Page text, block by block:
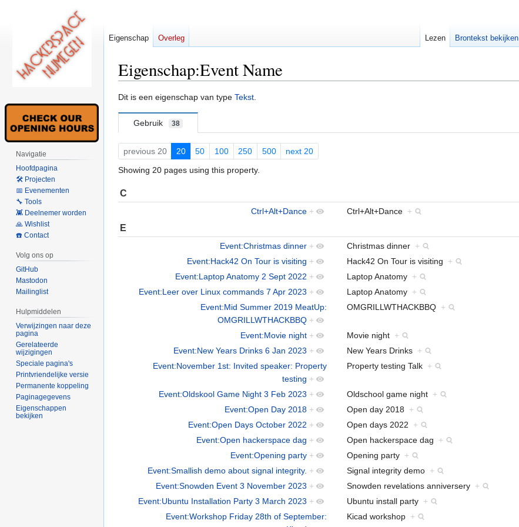
Eigenschap:Event Name
Naar
springen
Naar
springen
Dit is een eigenschap van type Tekst.
Gebruik 38
previous 20 20 50 100 250 500 next 20
Showing 20 pages using this property.
C
Ctrl+Alt+Dance + Ctrl+Alt+Dance +
E
Event:Christmas dinner + Christmas dinner +
Event:Hack42 On Tour is visiting + Hack42 On Tour is visiting +
Event:Laptop Anatomy 2 Sept 2022 + Laptop Anatomy +
Event:Leer over Linux commands 7 Apr 2023 + Laptop Anatomy +
Event:Mid Summer 2019 MeatUp:
OMGRILLWTHACKBBQ +
OMGRILLWTHACKBBQ +
Event:Movie night + Movie night +
Event:New Years Drinks 6 Jan 2023 + New Years Drinks +
Event:November 1st: Invited speaker: Property
testing +
Property testing Talk +
Event:Oldskool Game Night 3 Feb 2023 + Oldschool game night +
Event:Open Day 2018 + Open day 2018 +
Event:Open Days October 2022 + Open days 2022 +
Event:Open hackerspace dag + Open hackerspace dag +
Event:Opening party + Opening party +
Event:Smallish demo about signal integrity. + Signal integrity demo +
Event:Snowden Event 3 November 2023 + Snowden revelations anniversery +
Event:Ubuntu Installation Party 3 March 2023 + Ubuntu install party +
Event:Workshop Friday 28th of September:
Kicad workshop +
Eigenschap Overleg Lezen Brontekst bekijken
Navigatie
Hoofdpagina
🛠 Projecten
📅 Evenementen
🔧 Tools
👾 Deelnemer worden
🙏 Wishlist
☎️ Contact
Volg ons op
GitHub
Mastodon
Mailinglist
Hulpmiddelen
Verwijzingen naar deze
pagina
Gerelateerde
wijzigingen
Speciale pagina's
Printvriendelijke versie
Permanente koppeling
Paginagegevens
Eigenschappen
bekijken